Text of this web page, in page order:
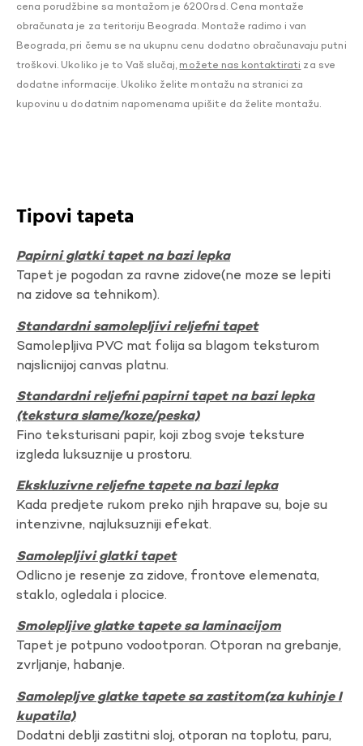
cena porudžbine sa montažom je 6200rsd. Cena montaže
obračunata je za teritoriju Beograda. Montaže radimo i van
Beograda, pri čemu se na ukupnu cenu dodatno obračunavaju putni
troškovi. Ukoliko je to Vaš slučaj, možete nas kontaktirati za sve
dodatne informacije. Ukoliko želite montažu na stranici za
kupovinu u dodatnim napomenama upišite da želite montažu.
Tipovi tapeta
Papirni glatki tapet na bazi lepka
Tapet je pogodan za ravne zidove(ne moze se lepiti
na zidove sa tehnikom).
Standardni samolepljivi reljefni tapet
Samolepljiva PVC mat folija sa blagom teksturom
najslicnijoj canvas platnu.
Standardni reljefni papirni tapet na bazi lepka
(tekstura slame/koze/peska)
Fino teksturisani papir, koji zbog svoje teksture
izgleda luksuznije u prostoru.
Ekskluzivne reljefne tapete na bazi lepka
Kada predjete rukom preko njih hrapave su, boje su
intenzivne, najluksuzniji efekat.
Samolepljivi glatki tapet
Odlicno je resenje za zidove, frontove elemenata,
staklo, ogledala i plocice.
Smolepljive glatke tapete sa laminacijom
Tapet je potpuno vodootporan. Otporan na grebanje,
zvrljanje, habanje.
Samolepljve glatke tapete sa zastitom(za kuhinje I
kupatila)
Dodatni deblji zastitni sloj, otporan na toplotu, paru,